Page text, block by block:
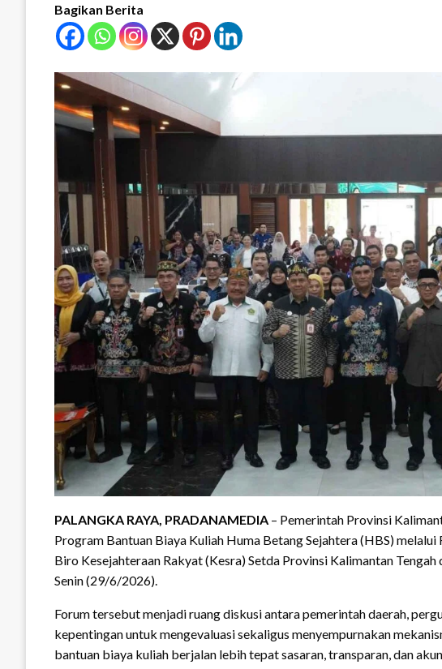
Bagikan Berita
PALANGKA RAYA, PRADANAMEDIA – Pemerintah Provinsi
Program Bantuan Biaya Kuliah Huma Betang Sejahtera (HBS)
Biro Kesejahteraan Rakyat (Kesra) Setda Provinsi Kalimantan
Senin (29/6/2026).
Forum tersebut menjadi ruang diskusi antara pemerintah daerah,
kepentingan untuk mengevaluasi sekaligus menyempurnakan
bantuan biaya kuliah berjalan lebih tepat sasaran, transparan, dan